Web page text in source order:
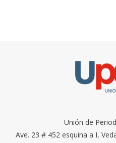
Unión de
Ave. 23 # 452 esquina a I,